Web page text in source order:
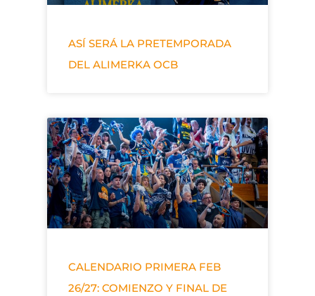
ASÍ SERÁ LA PRETEMPORADA
DEL ALIMERKA OCB
CALENDARIO PRIMERA FEB
26/27: COMIENZO Y FINAL DE